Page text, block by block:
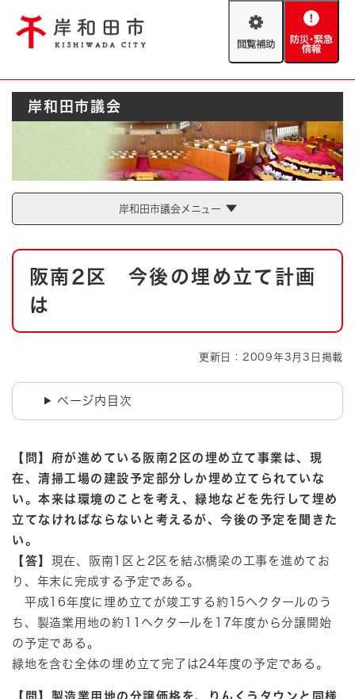
閲
助
防
緊
情
報
Foreign language
やさしい日本語
とじる
防災・緊急情報
ハザードマップ AED設置箇所
とじる
岸和田市議会
岸和田市議会メニュー
本
阪南2区 今後の埋め立て計画
は
更新日：2009年3月3日掲載
ページ内目次
【問】府が進めている阪南2区の埋め立て事業は、現
在、清掃工場の建設予定部分しか埋め立てられていな
い。本来は環境のことを考え、緑地などを先行して埋め
立てなければならないと考えるが、今後の予定を聞きた
い。
【答】 現在、阪南1区と2区を結ぶ橋梁の工事を進めてお
り、年末に完成する予定である。
平成16年度に埋め立てが竣工する約15ヘクタールのう
ち、製造業用地の約11ヘクタールを17年度から分譲開始
の予定である。
緑地を含む全体の埋め立て完了は24年度の予定である。
【問】製造業用地の分譲価格を、りんくうタウンと同様